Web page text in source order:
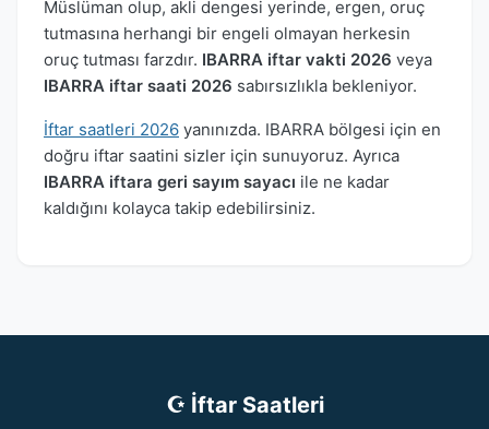
Müslüman olup, akli dengesi yerinde, ergen, oruç
tutmasına herhangi bir engeli olmayan herkesin
oruç tutması farzdır. IBARRA iftar vakti 2026 veya
IBARRA iftar saati 2026 sabırsızlıkla bekleniyor.
İftar saatleri 2026 yanınızda. IBARRA bölgesi için en
doğru iftar saatini sizler için sunuyoruz. Ayrıca
IBARRA iftara geri sayım sayacı ile ne kadar
kaldığını kolayca takip edebilirsiniz.
☪ İftar Saatleri